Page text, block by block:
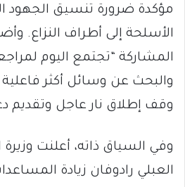
مؤكدة ضرورة تنسيق الجهود
الأسلحة إلى أطراف النزاع.
المشاركة “تجتمع اليوم
والبحث عن وسائل أكثر
وقف إطلاق نار عاجل وتقديم
وفي السياق ذاته، أعلنت وزيرة
العبلي رادوفان زيادة